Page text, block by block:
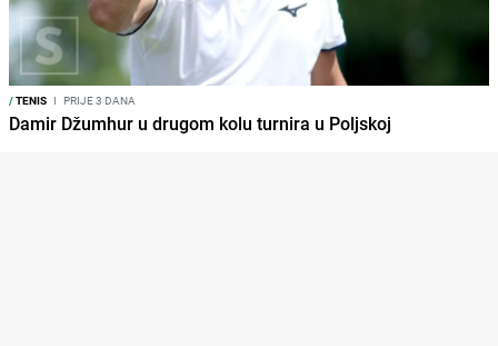
/TENIS I PRIJE 3 DANA
Damir Džumhur u drugom kolu turnira u Poljskoj